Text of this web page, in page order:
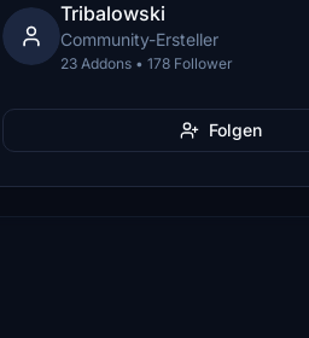
Tribalowski
Community-Ersteller
23 Addons • 178 Follower
Folgen